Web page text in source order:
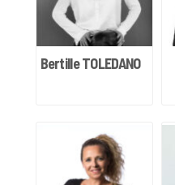
Bertille TOLEDANO